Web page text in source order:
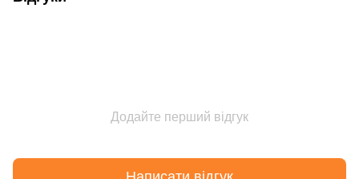
Додайте перший відгук